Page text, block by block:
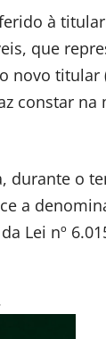
à
que
novo
constar
durante o
a
Lei nº